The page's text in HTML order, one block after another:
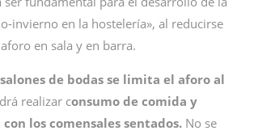
invierno en la hostelería», al reducirse
en sala y en barra.
de bodas se limita el aforo al
realizar consumo de comida y
los comensales sentados. No se